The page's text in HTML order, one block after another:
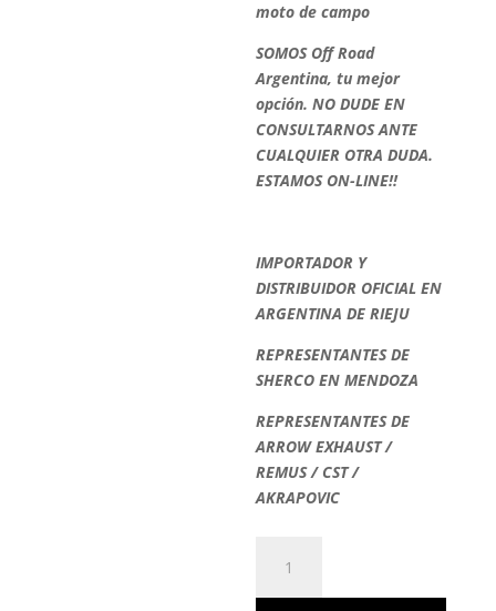
moto de campo
SOMOS Off Road
Argentina, tu mejor
opción. NO DUDE EN
CONSULTARNOS ANTE
CUALQUIER OTRA DUDA.
ESTAMOS ON-LINE!!
IMPORTADOR Y
DISTRIBUIDOR OFICIAL EN
ARGENTINA DE RIEJU
REPRESENTANTES DE
SHERCO EN MENDOZA
REPRESENTANTES DE
ARROW EXHAUST /
REMUS / CST /
AKRAPOVIC
FLEXIBLE
KTM